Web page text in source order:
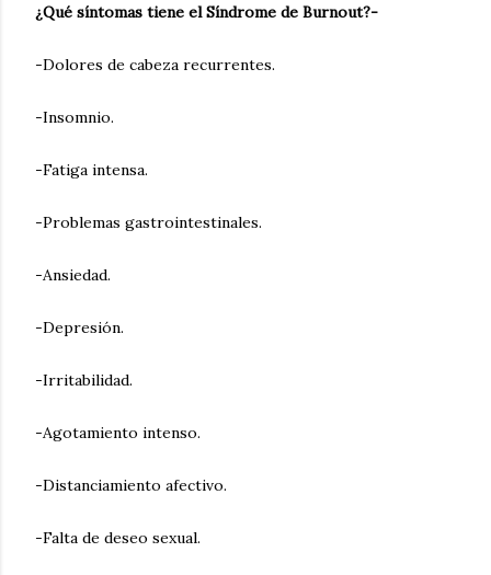
¿Qué síntomas tiene el Síndrome de Burnout?-
-Dolores de cabeza recurrentes.
-Insomnio.
-Fatiga intensa.
-Problemas gastrointestinales.
-Ansiedad.
-Depresión.
-Irritabilidad.
-Agotamiento intenso.
-Distanciamiento afectivo.
-Falta de deseo sexual.